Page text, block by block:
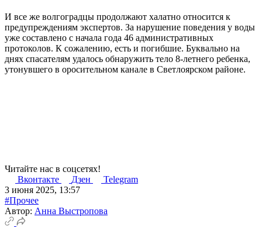
И все же волгоградцы продолжают халатно относится к
предупреждениям экспертов. За нарушение поведения у воды
уже составлено с начала года 46 административных
протоколов. К сожалению, есть и погибшие. Буквально на
днях спасателям удалось обнаружить тело 8-летнего ребенка,
утонувшего в оросительном канале в Светлоярском районе.
Читайте нас в соцсетях!
Вконтакте
Дзен
Telegram
3 июня 2025, 13:57
#Прочее
Автор: Анна Выстропова